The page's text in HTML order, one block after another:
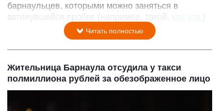
барнаульцев, которыми можно заняться в
затянувшейся пробке (например, такой,
)
Читать полностью
Жительница Барнаула отсудила у такси
полмиллиона рублей за обезображенное лицо